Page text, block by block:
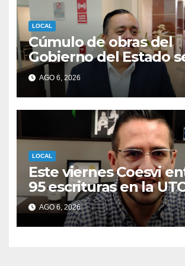
LOCAL
Cúmulo de obras del
Gobierno del Estado
iniciarán en
AGO 6, 2026
LOCAL
Este viernes Coesvi
95 escrituras en la
AGO 6, 2026